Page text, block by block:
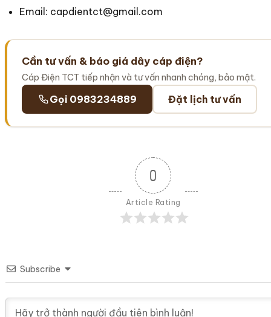
Email: capdientct@gmail.com
Cần tư vấn & báo giá dây cáp điện?
Cáp Điện TCT tiếp nhận và tư vấn nhanh chóng, bảo mật.
Gọi 0983234889 Đặt lịch tư vấn
0
Article Rating
Subscribe